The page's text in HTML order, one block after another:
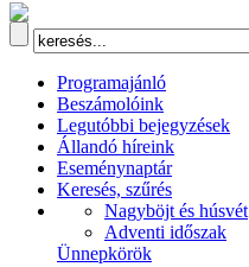
Programajánló
Beszámolóink
Legutóbbi bejegyzések
Állandó híreink
Eseménynaptár
Keresés, szűrés
Nagyböjt és húsvét
Adventi időszak
Ünnepkörök